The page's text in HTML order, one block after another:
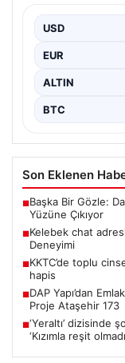
kurması ciddi
birçok…
USD
EUR
ALTIN
BTC
Son Eklenen
■Başka Bir Gözle:
Yüzüne Çıkıyor
■Kelebek chat
Deneyimi
■KKTC’de toplu
hapis
■DAP Yapı’dan
Proje Ataşehir 173
■‘Yeraltı’ dizisinde
‘Kızımla reşit